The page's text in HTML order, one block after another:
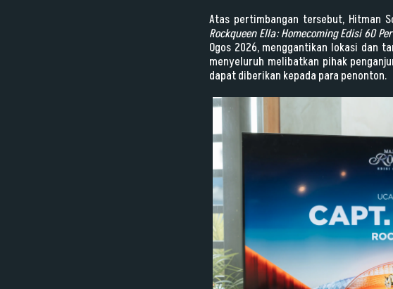
Atas pertimbangan tersebut, Hitman
Rockqueen Ella: Homecoming Edisi 60
Ogos 2026, menggantikan lokasi dan
menyeluruh melibatkan pihak
dapat diberikan kepada para penonton.